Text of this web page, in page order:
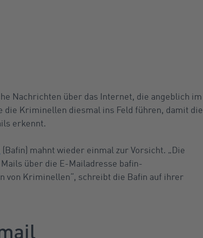
Nachrichten über das Internet, die angeblich im
die Kriminellen diesmal ins Feld führen, damit die
erkennt.
(Bafin) mahnt wieder einmal zur Vorsicht. „Die
über die E-Mailadresse bafin-
von Kriminellen“, schreibt die Bafin auf ihrer